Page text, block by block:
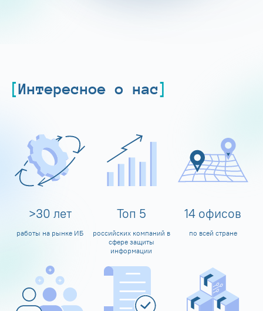
Интересное о нас
>30 лет
работы на рынке ИБ
Топ 5
российских компаний в
сфере защиты
информации
14 офисов
по всей стране